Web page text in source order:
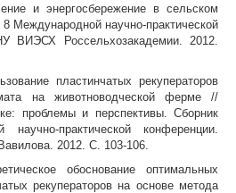
и энергосбережение в сельском
8 Международной научно-практической
ВИЭСХ Россельхозакадемии. 2012.
пластинчатых рекуператоров
на животноводческой ферме //
проблемы и перспективы. Сборник
практической конференции.
2012. С. 103-106.
обоснование оптимальных
рекуператоров на основе метода